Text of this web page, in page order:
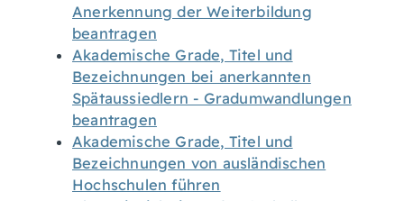
Anerkennung der Weiterbildung
beantragen
Akademische Grade, Titel und
Bezeichnungen bei anerkannten
Spätaussiedlern - Gradumwandlungen
beantragen
Akademische Grade, Titel und
Bezeichnungen von ausländischen
Hochschulen führen